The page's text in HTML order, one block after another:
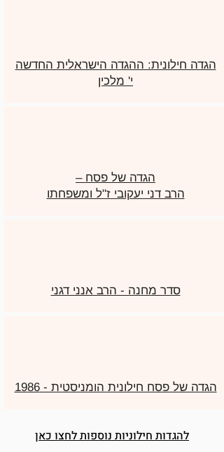
הגדה חילונית: ההגדה הישראלית החדשה
י' מלכין
הגדה של פסח –
הרב דני יעקובי ז"ל ומשפחתו
סדר מחנה - הרב אנני דגני
הגדה של פסח חילונית הומניסטית - 1986
להגדות חילוניות נוספות לחצו כאן